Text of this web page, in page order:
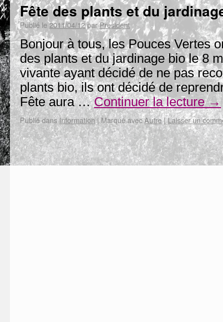
Fête des plants et du
Publié le2011/04/12parPresident
Bonjour à tous, les Pouces Vertes
des plants et du jardinage bio le 8
vivante ayant décidé de ne pas
plants bio, ils ont décidé de
Fête aura …Continuer la lecture→
Publié dans Information | Marqué avecAutre|Laisser un